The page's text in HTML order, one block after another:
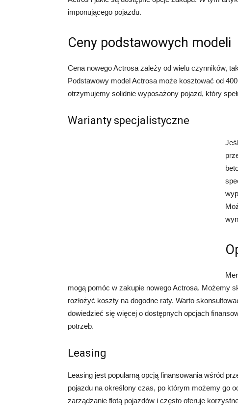
imponującego pojazdu.
Ceny podstawowych modeli
Cena nowego Actrosa zależy od wielu czynników,
Podstawowy model Actrosa może kosztować od
otrzymujemy solidnie wyposażony pojazd, który
Warianty specjalistyczne
mogą pomóc w zakupie nowego Actrosa. Możemy
rozłożyć koszty na dogodne raty. Warto
dowiedzieć się więcej o dostępnych opcjach
potrzeb.
Leasing
Leasing jest popularną opcją finansowania wśród
pojazdu na określony czas, po którym możemy go
zarządzanie flotą pojazdów i często oferuje